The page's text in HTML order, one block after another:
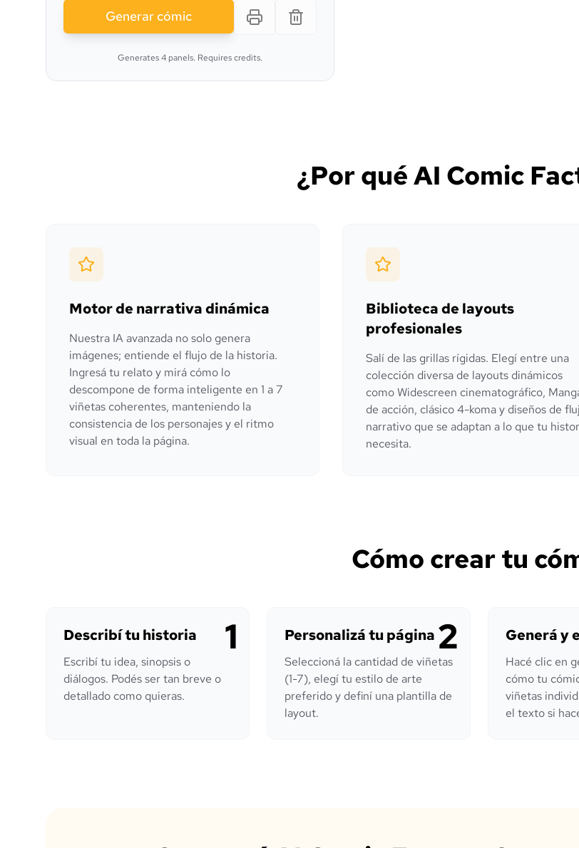
Generar cómic
Generates 4 panels. Requires credits.
¿Por qué AI Comic
Motor de narrativa dinámica
Nuestra IA avanzada no solo genera
imágenes; entiende el flujo de la historia.
Ingresá tu relato y mirá cómo lo
descompone de forma inteligente en 1 a 7
viñetas coherentes, manteniendo la
consistencia de los personajes y el ritmo
visual en toda la página.
Biblioteca de layouts
profesionales
Salí de las grillas rígidas. Elegí entre una
colección diversa de layouts dinámicos
como Widescreen cinematográfico,
de acción, clásico 4-koma y diseños de
narrativo que se adaptan a lo que tu
necesita.
Cómo crear tu
1
Describí tu historia
Escribí tu idea, sinopsis o
diálogos. Podés ser tan breve o
detallado como quieras.
2
Personalizá tu página
Seleccioná la cantidad de viñetas
(1-7), elegí tu estilo de arte
preferido y definí una plantilla de
layout.
Generá y
Hacé clic en
cómo tu
viñetas
el texto si